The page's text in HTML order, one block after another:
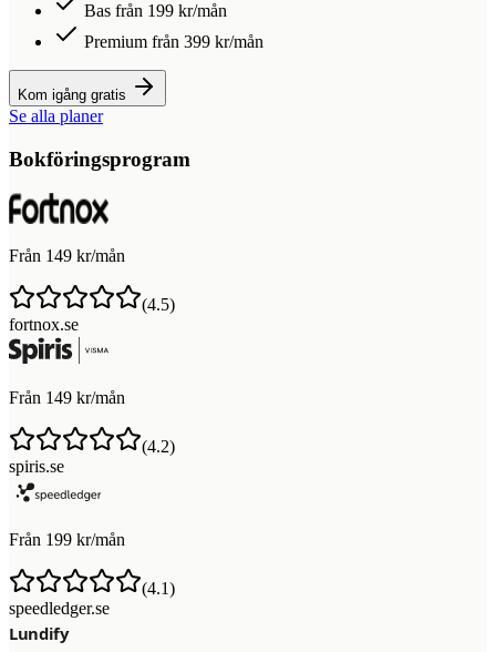
Bas från 199 kr/mån
Premium från 399 kr/mån
Kom igång gratis
Se alla planer
Bokföringsprogram
Från 149 kr/mån
(4.5)
fortnox.se
Från 149 kr/mån
(4.2)
spiris.se
Från 199 kr/mån
(4.1)
speedledger.se